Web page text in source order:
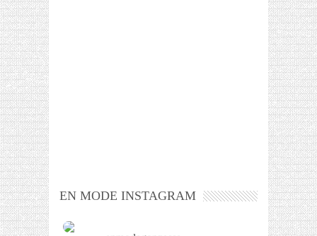
EN MODE INSTAGRAM